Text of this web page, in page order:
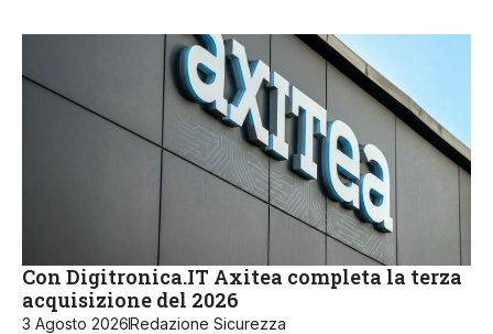
Con Digitronica.IT Axitea completa la terza
acquisizione del 2026
3 Agosto 2026Redazione Sicurezza